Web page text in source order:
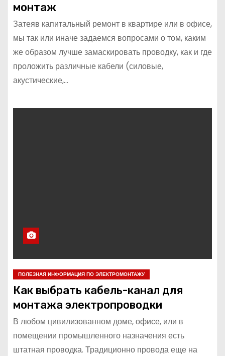
монтаж
Затеяв капитальный ремонт в квартире или в офисе,
мы так или иначе задаемся вопросами о том, каким
же образом лучше замаскировать проводку, как и где
проложить различные кабели (силовые,
акустические,…
ПОЛЕЗНАЯ ИНФОРМАЦИЯ ПО ЭЛЕКТРОМОНТАЖУ
Как выбрать кабель-канал для
монтажа электропроводки
В любом цивилизованном доме, офисе, или в
помещении промышленного назначения есть
штатная проводка. Традиционно провода еще на